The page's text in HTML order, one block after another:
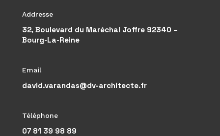
Addresse
32, Boulevard du Maréchal Joffre 92340 –
Bourg-La-Reine
Email
david.varandas@dv-architecte.fr
Téléphone
07 81 39 98 89